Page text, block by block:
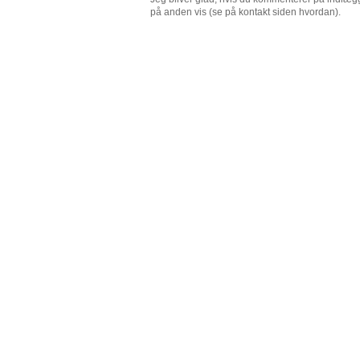
på anden vis (se på kontakt siden hvordan).